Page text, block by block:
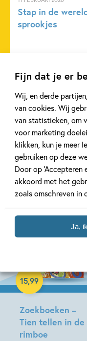
Fijn dat je er
Wij, en derde
van cookies. Wij
van statistieken, om
voor marketing
klikken, kun je meer
gebruiken op deze
Door op ‘Accepteren
akkoord met het
zoals omschreven in
Ja,
Stap in de
sprookjes
Bekijk ook
Zoekboeken –
Tien tellen in de
rimboe
15,99
Hardcover